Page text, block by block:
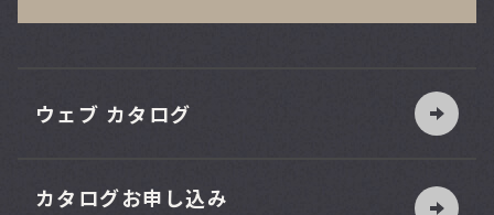
ウェブ カタログ
カタログお申し込み